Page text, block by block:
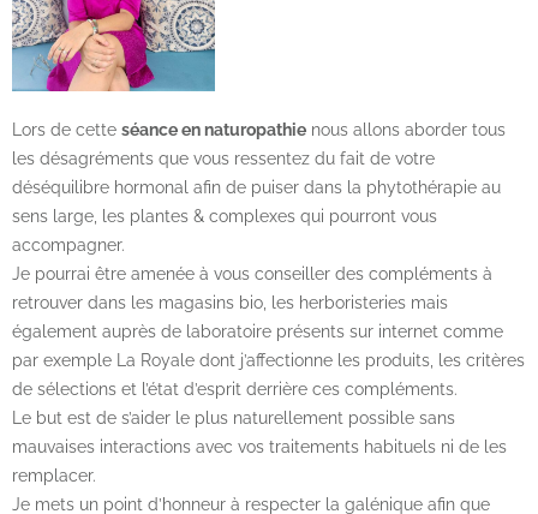
Lors de cette séance en naturopathie nous allons aborder tous
les désagréments que vous ressentez du fait de votre
déséquilibre hormonal afin de puiser dans la phytothérapie au
sens large, les plantes & complexes qui pourront vous
accompagner.
Je pourrai être amenée à vous conseiller des compléments à
retrouver dans les magasins bio, les herboristeries mais
également auprès de laboratoire présents sur internet comme
par exemple La Royale dont j’affectionne les produits, les critères
de sélections et l’état d’esprit derrière ces compléments.
Le but est de s’aider le plus naturellement possible sans
mauvaises interactions avec vos traitements habituels ni de les
remplacer.
Je mets un point d’honneur à respecter la galénique afin que